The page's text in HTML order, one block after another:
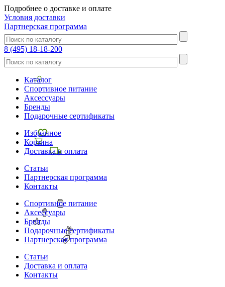
Подробнее о доставке и оплате
Условия доставки
Партнерская программа
8 (495) 18-18-200
Каталог
Спортивное питание
Аксессуары
Бренды
Подарочные сертификаты
Избранное
Корзина
Доставка и оплата
Статьи
Партнерская программа
Контакты
Спортивное питание
Аксессуары
Бренды
Подарочные сертификаты
Партнерская программа
Статьи
Доставка и оплата
Контакты